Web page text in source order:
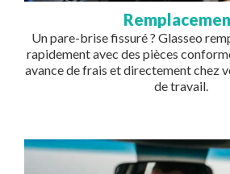
Un pare-brise fissuré ? Glasseo
rapidement avec des pièces
avance de frais et directement chez
de travail.
Image